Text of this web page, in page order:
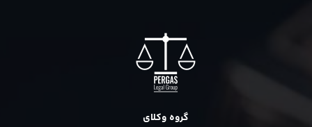
گروه وکلای